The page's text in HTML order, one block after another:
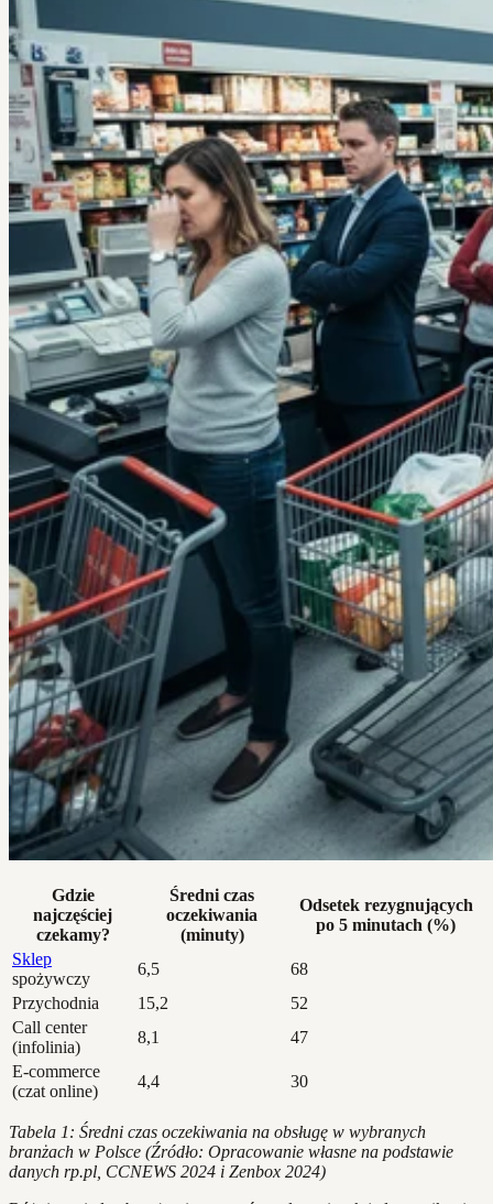
Gdzie
najczęściej
czekamy?
Średni czas
oczekiwania
(minuty)
Odsetek rezygnujących
po 5 minutach (%)
Sklep
spożywczy
6,5
68
Przychodnia
15,2
52
Call center
(infolinia)
8,1
47
E-commerce
(czat online)
4,4 30
Tabela 1: Średni czas oczekiwania na obsługę w wybranych
branżach w Polsce (Źródło: Opracowanie własne na podstawie
danych rp.pl, CCNEWS 2024 i Zenbox 2024)